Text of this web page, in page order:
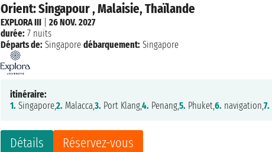
Orient: Singapour , Malaisie, Thaïlande
Détails Réservez-vous
EXPLORA III |26 NOV. 2027
durée: 7 nuits
Départs de: Singapore débarquement: Singapore
itinéraire:
1. Singapore,2. Malacca,3. Port Klang,4. Penang,5. Phuket,6. navigation,7.